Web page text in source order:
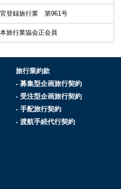
登録旅行業 第961号
本旅行業協会正会員
旅行業約款
- 募集型企画旅行契約
- 受注型企画旅行契約
- 手配旅行契約
- 渡航手続代行契約